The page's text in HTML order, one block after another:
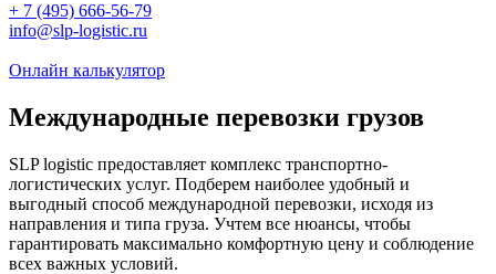
+ 7 (495) 666-56-79
info@slp-logistic.ru
Онлайн калькулятор
Международные перевозки грузов
SLP logistic предоставляет комплекс транспортно-
логистических услуг. Подберем наиболее удобный и
выгодный способ международной перевозки, исходя из
направления и типа груза. Учтем все нюансы, чтобы
гарантировать максимально комфортную цену и соблюдение
всех важных условий.